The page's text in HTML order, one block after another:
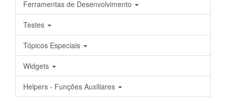
Ferramentas de Desenvolvimento
Testes
Tópicos Especiais
Widgets
Helpers - Funções Auxiliares